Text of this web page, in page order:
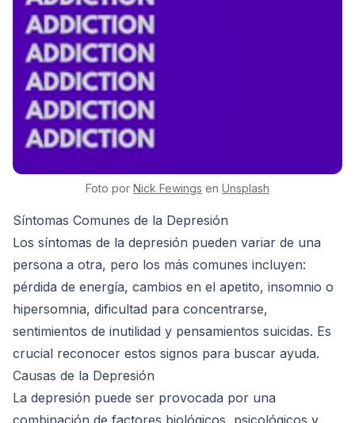
Foto por Nick Fewings en Unsplash
Síntomas Comunes de la Depresión
Los síntomas de la depresión pueden variar de una
persona a otra, pero los más comunes incluyen:
pérdida de energía, cambios en el apetito, insomnio o
hipersomnia, dificultad para concentrarse,
sentimientos de inutilidad y pensamientos suicidas. Es
crucial reconocer estos signos para buscar ayuda.
Causas de la Depresión
La depresión puede ser provocada por una